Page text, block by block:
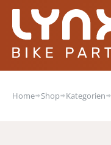
Home Shop Kategorien